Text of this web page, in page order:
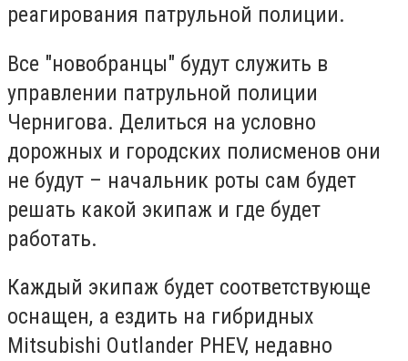
реагирования патрульной полиции.
Все "новобранцы" будут служить в
управлении патрульной полиции
Чернигова. Делиться на условно
дорожных и городских полисменов они
не будут – начальник роты сам будет
решать какой экипаж и где будет
работать.
Каждый экипаж будет соответствующе
оснащен, а ездить на гибридных
Mitsubishi Outlander PHEV, недавно